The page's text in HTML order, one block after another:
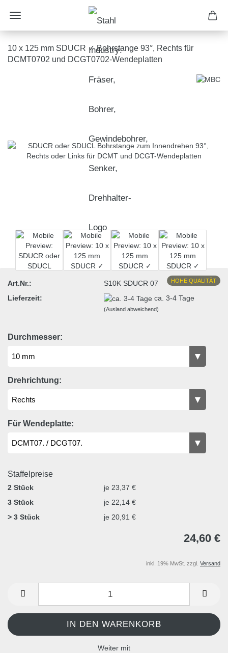
10 x 125 mm SDUCR ✓ Bohrstange 93°, Rechts für
DCMT0702 und DCGT0702-Wendeplatten
HOHE QUALITÄT
Art.Nr.:
S10K SDUCR 07
Lieferzeit:
ca. 3-4 Tage
(Ausland abweichend)
Durchmesser:
Drehrichtung:
Für Wendeplatte:
Staffelpreise
2 Stück
je 23,37 €
3 Stück
je 22,14 €
> 3 Stück
je 20,91 €
24,60 €
inkl. 19% MwSt. zzgl. Versand
Weiter mit